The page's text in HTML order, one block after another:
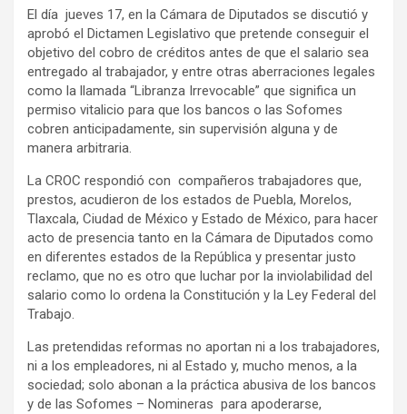
El día jueves 17, en la Cámara de Diputados se discutió y
aprobó el Dictamen Legislativo que pretende conseguir el
objetivo del cobro de créditos antes de que el salario sea
entregado al trabajador, y entre otras aberraciones legales
como la llamada “Libranza Irrevocable” que significa un
permiso vitalicio para que los bancos o las Sofomes
cobren anticipadamente, sin supervisión alguna y de
manera arbitraria.
La CROC respondió con compañeros trabajadores que,
prestos, acudieron de los estados de Puebla, Morelos,
Tlaxcala, Ciudad de México y Estado de México, para hacer
acto de presencia tanto en la Cámara de Diputados como
en diferentes estados de la República y presentar justo
reclamo, que no es otro que luchar por la inviolabilidad del
salario como lo ordena la Constitución y la Ley Federal del
Trabajo.
Las pretendidas reformas no aportan ni a los trabajadores,
ni a los empleadores, ni al Estado y, mucho menos, a la
sociedad; solo abonan a la práctica abusiva de los bancos
y de las Sofomes – Nomineras para apoderarse,